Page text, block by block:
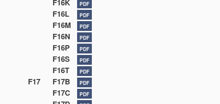
F16K PDF
F16L PDF
F16M PDF
F16N PDF
F16P PDF
F16S PDF
F16T PDF
F17 F17B PDF
F17C PDF